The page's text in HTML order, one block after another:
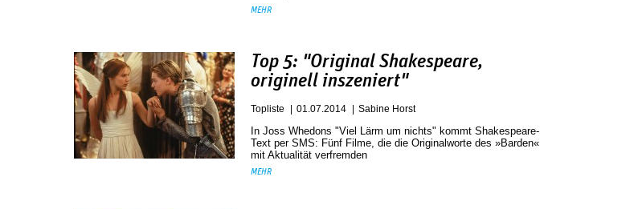
MEHR
Top 5: "Original Shakespeare,
originell inszeniert"
Topliste 01.07.2014 Sabine Horst
In Joss Whedons "Viel Lärm um nichts" kommt Shakespeare-
Text per SMS: Fünf Filme, die die Originalworte des »Barden«
mit Aktualität verfremden
MEHR